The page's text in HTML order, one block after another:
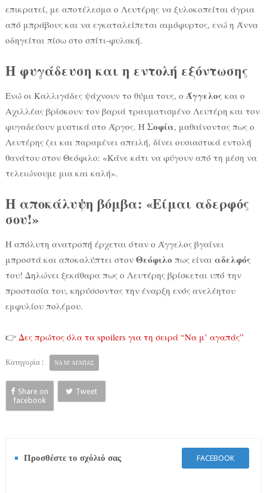
επικρατεί, με αποτέλεσμα ο Λευτέρης να ξυλοκοπείται άγρια
από μπράβους και να εγκαταλείπεται αιμόφυρτος, ενώ η Άννα
οδηγείται πίσω στο σπίτι-φυλακή.
Η φυγάδευση και η εντολή εξόντωσης
Ενώ οι Καλλιγάδες ψάχνουν το θύμα τους, ο Άγγελος και ο
Αχιλλέας βρίσκουν τον βαριά τραυματισμένο Λευτέρη και τον
φυγαδεύουν μυστικά στο Άργος. Η Σοφία, μαθαίνοντας πως ο
Λευτέρης ζει και παραμένει απειλή, δίνει ουσιαστικά εντολή
θανάτου στον Θεόφιλο: «Κάνε κάτι να φύγουν από τη μέση να
τελειώνουμε μια και καλή».
Η αποκάλυψη βόμβα: «Είμαι αδερφός
σου!»
Η απόλυτη ανατροπή έρχεται όταν ο Άγγελος βγαίνει
μπροστά και αποκαλύπτει στον Θεόφιλο πως είναι αδελφός
του! Δηλώνει ξεκάθαρα πως ο Λευτέρης βρίσκεται υπό την
προστασία του, κηρύσσοντας την έναρξη ενός ανελέητου
εμφυλίου πολέμου.
👉 Δες πρώτος όλα τα spoilers για τη σειρά “Να μ’ αγαπάς”
Κατηγορία : ΝΑ Μ' ΑΓΑΠΑΣ
Share on
facebook
Tweet
Προσθέστε το σχόλιό σας FACEBOOK